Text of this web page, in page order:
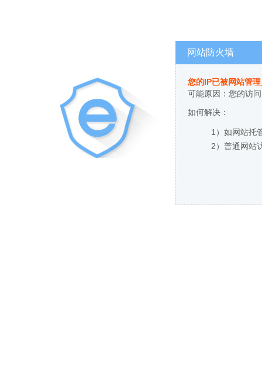
网站防火墙
您的IP已被网站管
可能原因：您的访
如何解决：
1）如网站托
2）普通网站